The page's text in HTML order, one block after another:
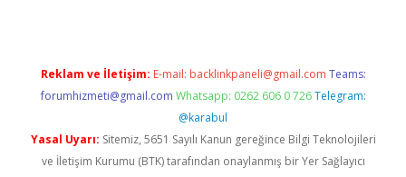
Reklam ve İletişim: E-mail: backlinkpaneli@gmail.com Teams:
forumhizmeti@gmail.com Whatsapp: 0262 606 0 726 Telegram:
@karabul
Yasal Uyarı: Sitemiz, 5651 Sayılı Kanun gereğince Bilgi Teknolojileri
ve İletişim Kurumu (BTK) tarafından onaylanmış bir Yer Sağlayıcı